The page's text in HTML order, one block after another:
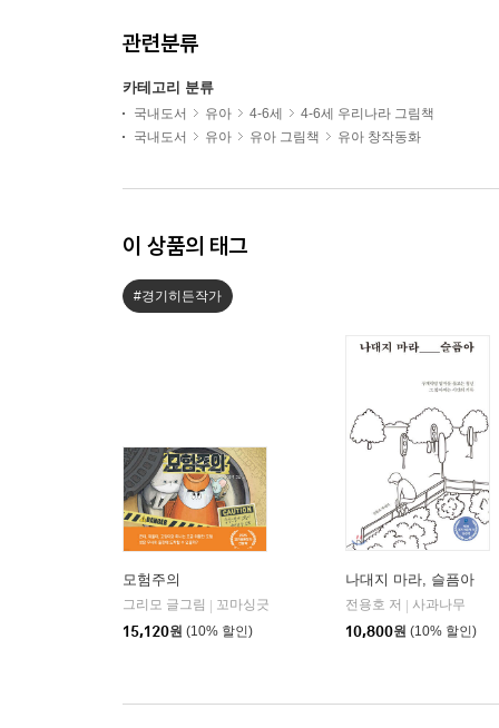
관련분류
카테고리 분류
국내도서 유아 4-6세
4-6세 우리나라 그림책
국내도서
유아 유아 그림책 유아 창작동화
이 상품의 태그
#경기히든작가
모험주의
그리모 글그림
꼬마싱긋
15,120원 (10% 할인)
나대지 마라, 슬픔아
전용호 저
사과나무
10,800원 (10% 할인)